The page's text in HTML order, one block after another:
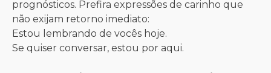
prognósticos. Prefira expressões de carinho que
não exijam retorno imediato:
Estou lembrando de vocês hoje.
Se quiser conversar, estou por aqui.